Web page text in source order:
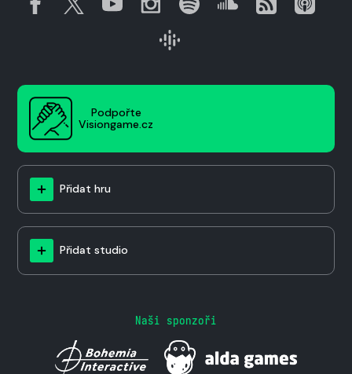
Podpořte
Visiongame.cz
Přidat hru
Přidat studio
Naši sponzoři